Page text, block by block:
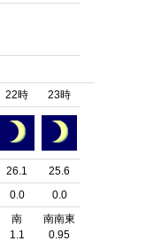
22時
26.1
0.0
南
1.1
23時
25.6
0.0
南南東
0.95